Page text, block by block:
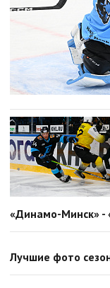
«Динамо-Минск» -
Лучшие фото